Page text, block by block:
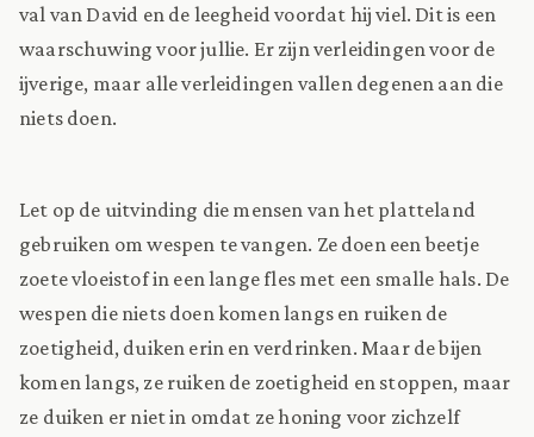
val van David en de leegheid voordat hij viel. Dit is een
waarschuwing voor jullie. Er zijn verleidingen voor de
ijverige, maar alle verleidingen vallen degenen aan die
niets doen.
Let op de uitvinding die mensen van het platteland
gebruiken om wespen te vangen. Ze doen een beetje
zoete vloeistof in een lange fles met een smalle hals. De
wespen die niets doen komen langs en ruiken de
zoetigheid, duiken erin en verdrinken. Maar de bijen
komen langs, ze ruiken de zoetigheid en stoppen, maar
ze duiken er niet in omdat ze honing voor zichzelf